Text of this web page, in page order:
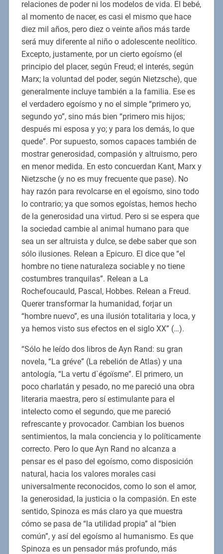
relaciones de poder ni los modelos de vida. El bebé,
al momento de nacer, es casi el mismo que hace
diez mil años, pero diez o veinte años más tarde
será muy diferente al niño o adolescente neolítico.
Excepto, justamente, por un cierto egoísmo (el
principio del placer, según Freud; el interés, según
Marx; la voluntad del poder, según Nietzsche), que
generalmente incluye también a la familia. Ese es
el verdadero egoísmo y no el simple “primero yo,
segundo yo”, sino más bien “primero mis hijos;
después mi esposa y yo; y para los demás, lo que
quede”. Por supuesto, somos capaces también de
mostrar generosidad, compasión y altruismo, pero
en menor medida. En esto concuerdan Kant, Marx y
Nietzsche (y no es muy frecuente que pase). No
hay razón para revolcarse en el egoísmo, sino todo
lo contrario; ya que somos egoístas, hemos hecho
de la generosidad una virtud. Pero si se espera que
la sociedad cambie al animal humano para que
sea un ser altruista y dulce, se debe saber que son
sólo ilusiones. Relean a Epicuro. El dice que “el
hombre no tiene naturaleza sociable y no tiene
costumbres tranquilas”. Relean a La
Rochefoucauld, Pascal, Hobbes. Relean a Freud.
Querer transformar la humanidad, forjar un
“hombre nuevo”, es una ilusión totalitaria y loca, y
ya hemos visto sus efectos en el siglo XX” (…).
“Sólo he leído dos libros de Ayn Rand: su gran
novela, “La gréve” (La rebelión de Atlas) y una
antología, “La vertu d`égoïsme”. El primero, un
poco charlatán y pesado, no me pareció una obra
literaria maestra, pero sí estimulante para el
intelecto como el segundo, que me pareció
refrescante y provocador. Cambian los buenos
sentimientos, la mala conciencia y lo políticamente
correcto. Pero lo que Ayn Rand no alcanza a
pensar es el paso del egoísmo, como disposición
natural, hacia los valores morales casi
universalmente reconocidos, como lo son el amor,
la generosidad, la justicia o la compasión. En este
sentido, Spinoza es más claro ya que muestra
cómo se pasa de “la utilidad propia” al “bien
común”, y así del egoísmo al humanismo. Es que
Spinoza es un pensador más profundo, más